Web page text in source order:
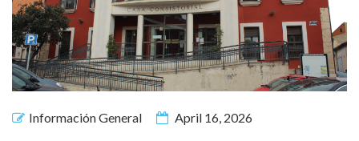
Información General April 16, 2026